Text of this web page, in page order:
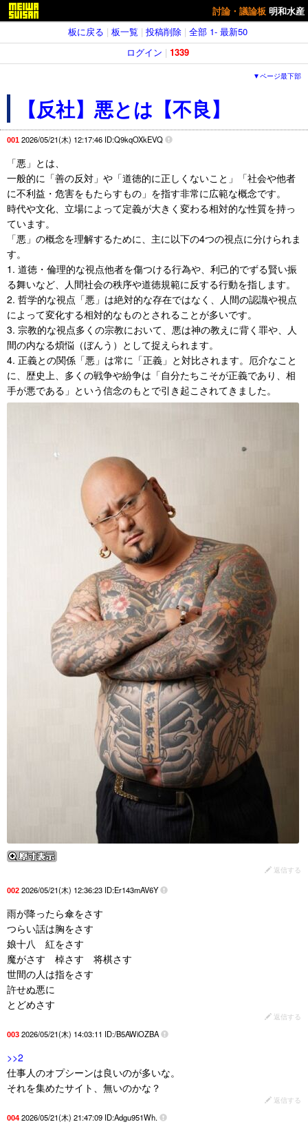
討論・議論板 明和水産
板に戻る | 板一覧 | 投稿削除 | 全部 1- 最新50
ログイン | 1339
▼ページ最下部
【反社】悪とは【不良】
001 2026/05/21(木) 12:17:46 ID:Q9kqOXkEVQ
「悪」とは、
一般的に「善の反対」や「道徳的に正しくないこと」「社会や他者
に不利益・危害をもたらすもの」を指す非常に広範な概念です。
時代や文化、立場によって定義が大きく変わる相対的な性質を持っ
ています。
「悪」の概念を理解するために、主に以下の4つの視点に分けられま
す。
1. 道徳・倫理的な視点他者を傷つける行為や、利己的でずる賢い振
る舞いなど、人間社会の秩序や道徳規範に反する行動を指します。
2. 哲学的な視点「悪」は絶対的な存在ではなく、人間の認識や視点
によって変化する相対的なものとされることが多いです。
3. 宗教的な視点多くの宗教において、悪は神の教えに背く罪や、人
間の内なる煩悩（ぼんう）として捉えられます。
4. 正義との関係「悪」は常に「正義」と対比されます。厄介なこと
に、歴史上、多くの戦争や紛争は「自分たちこそが正義であり、相
手が悪である」という信念のもとで引き起こされてきました。
返信する
002 2026/05/21(木) 12:36:23 ID:Er143mAV6Y
雨が降ったら傘をさす
つらい話は胸をさす
娘十八 紅をさす
魔がさす 棹さす 将棋さす
世間の人は指をさす
許せぬ悪に
とどめさす
返信する
003 2026/05/21(木) 14:03:11 ID:/B5AWiOZBA
>>2
仕事人のオプシーンは良いのが多いな。
それを集めたサイト、無いのかな？
返信する
004 2026/05/21(木) 21:47:09 ID:Adgu951Wh.